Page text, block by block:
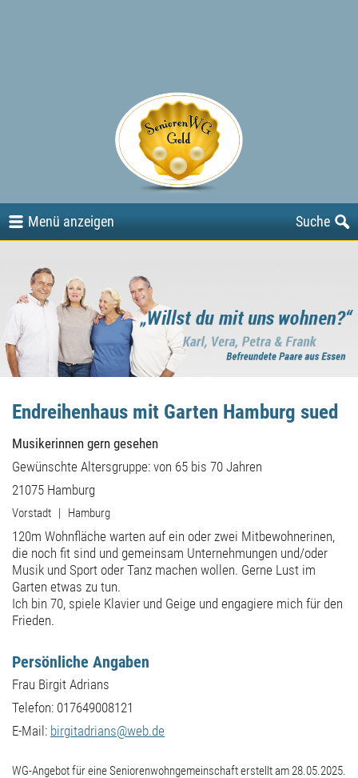
Menü anzeigen Suche
Gesuche
Endreihenhaus mit Garten Hamburg sued
Musikerinnen gern gesehen
Gewünschte Altersgruppe: von 65 bis 70 Jahren
21075 Hamburg
Vorstadt | Hamburg
120m Wohnfläche warten auf ein oder zwei Mitbewohnerinen,
die noch fit sind und gemeinsam Unternehmungen und/oder
Musik und Sport oder Tanz machen wollen. Gerne Lust im
Garten etwas zu tun.
Ich bin 70, spiele Klavier und Geige und engagiere mich für den
Frieden.
Persönliche Angaben
Frau Birgit Adrians
Telefon: 017649008121
E-Mail: birgitadrians@web.de
WG-Angebot für eine Seniorenwohngemeinschaft erstellt am 28.05.2025.